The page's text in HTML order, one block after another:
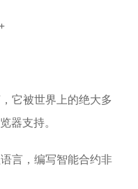
它被世界上的绝大多
器支持。
言，编写智能合约非